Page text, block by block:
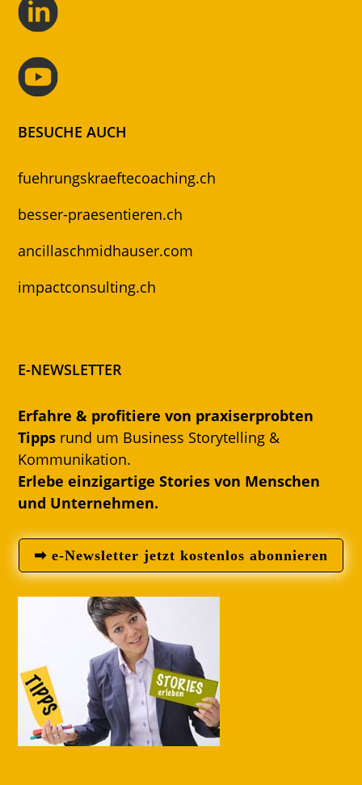
BESUCHE AUCH
fuehrungskraeftecoaching.ch
besser-praesentieren.ch
ancillaschmidhauser.com
impactconsulting.ch
E-NEWSLETTER
Erfahre & profitiere von praxiserprobten
Tipps rund um Business Storytelling &
Kommunikation.
Erlebe einzigartige Stories von Menschen
und Unternehmen.
➡ e-Newsletter jetzt kostenlos abonnieren